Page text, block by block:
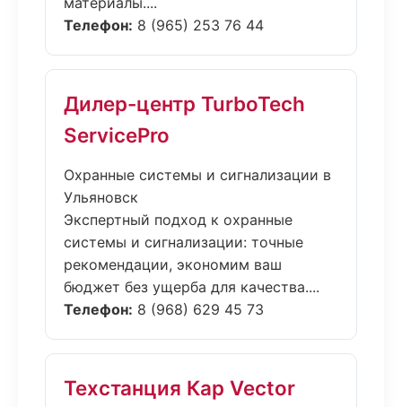
Телефон: 8 (965) 253 76 44
Дилер-центр TurboTech
ServicePro
Охранные системы и сигнализации в
Ульяновск
Экспертный подход к охранные
системы и сигнализации: точные
рекомендации, экономим ваш
бюджет без ущерба для качества....
Телефон: 8 (968) 629 45 73
Техстанция Кар Vector